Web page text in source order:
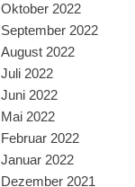
Oktober 2022
September 2022
August 2022
Juli 2022
Juni 2022
Mai 2022
Februar 2022
Januar 2022
Dezember 2021